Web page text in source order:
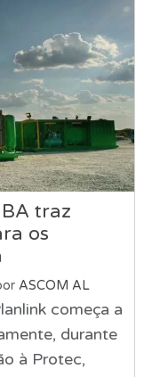
traz
os
ASCOM AL
começa a
durante
à Protec,